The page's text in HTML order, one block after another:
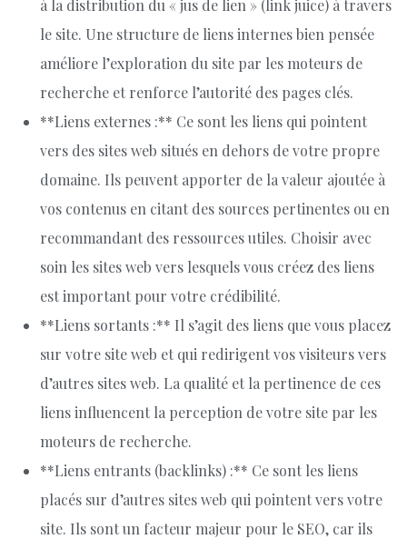
à la distribution du « jus de lien » (link juice) à travers
le site. Une structure de liens internes bien pensée
améliore l’exploration du site par les moteurs de
recherche et renforce l’autorité des pages clés.
**Liens externes :** Ce sont les liens qui pointent
vers des sites web situés en dehors de votre propre
domaine. Ils peuvent apporter de la valeur ajoutée à
vos contenus en citant des sources pertinentes ou en
recommandant des ressources utiles. Choisir avec
soin les sites web vers lesquels vous créez des liens
est important pour votre crédibilité.
**Liens sortants :** Il s’agit des liens que vous placez
sur votre site web et qui redirigent vos visiteurs vers
d’autres sites web. La qualité et la pertinence de ces
liens influencent la perception de votre site par les
moteurs de recherche.
**Liens entrants (backlinks) :** Ce sont les liens
placés sur d’autres sites web qui pointent vers votre
site. Ils sont un facteur majeur pour le SEO, car ils